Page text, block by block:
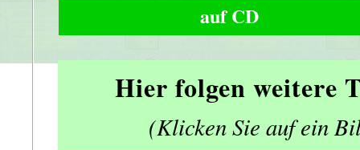
auf CD
Hier folgen weitere
(Klicken Sie auf ein